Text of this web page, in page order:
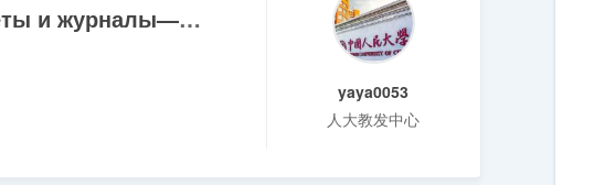
Урок 8 Радио и телевидение·газеты и журналы——黄晓敏
yaya0053
人大教发中心